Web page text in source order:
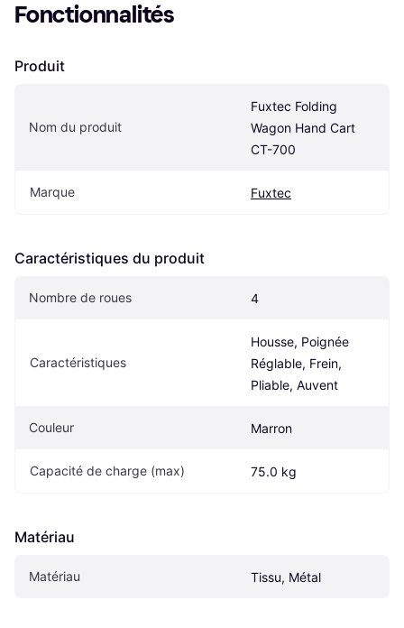
Fonctionnalités
Produit
Nom du produit
Fuxtec Folding
Wagon Hand Cart
CT-700
Marque Fuxtec
Caractéristiques du produit
Nombre de roues 4
Caractéristiques
Housse, Poignée
Réglable, Frein,
Pliable, Auvent
Couleur Marron
Capacité de charge (max) 75.0 kg
Matériau
Matériau Tissu, Métal